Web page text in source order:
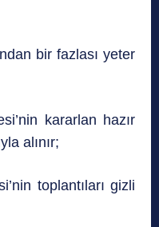
bir fazlası yeter
kararlan hazır
alınır;
toplantıları gizli